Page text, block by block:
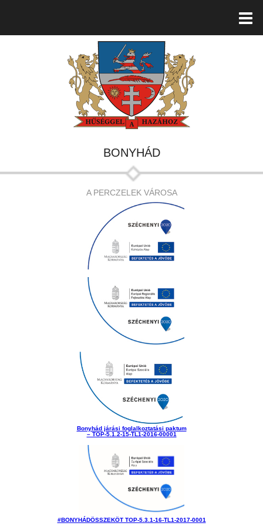
BONYHÁD
A PERCZELEK VÁROSA
Bonyhád járási foglalkoztatási paktum
– TOP-5.1.2-15-TL1-2016-00001
#BONYHÁDÖSSZEKÖT TOP-5.3.1-16-TL1-2017-0001